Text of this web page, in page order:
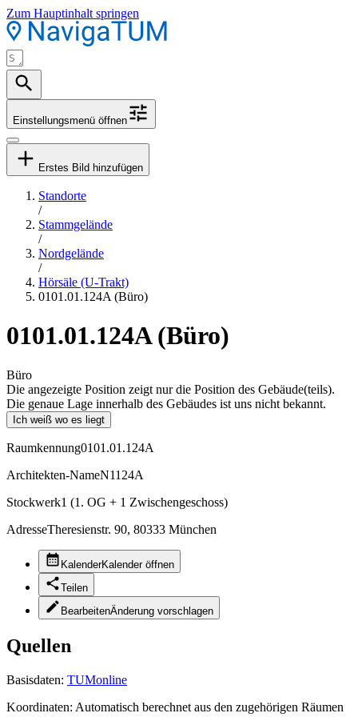
Zum Hauptinhalt springen
Einstellungsmenü öffnen
Erstes Bild hinzufügen
Standorte
/
Stammgelände
/
Nordgelände
/
Hörsäle (U-Trakt)
0101.01.124A (Büro)
0101.01.124A (Büro)
Büro
Die angezeigte Position zeigt nur die Position des Gebäude(teils).
Die genaue Lage innerhalb des Gebäudes ist uns nicht bekannt.
Ich weiß wo es liegt
Raumkennung0101.01.124A
Architekten-NameN1124A
Stockwerk1 (1. OG + 1 Zwischengeschoss)
AdresseTheresienstr. 90, 80333 München
KalenderKalender öffnen
Teilen
BearbeitenÄnderung vorschlagen
Quellen
Basisdaten: TUMonline
Koordinaten: Automatisch berechnet aus den zugehörigen Räumen